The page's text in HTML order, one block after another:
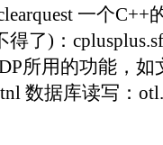
一个
了)：
所用的功能，如
数据库读写：